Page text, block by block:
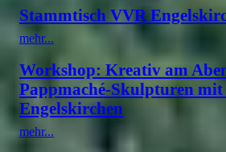
Stammtisch VVR
mehr...
Workshop: Kreativ am
Pappmaché-Skulpturen mit
Engelskirchen
mehr...